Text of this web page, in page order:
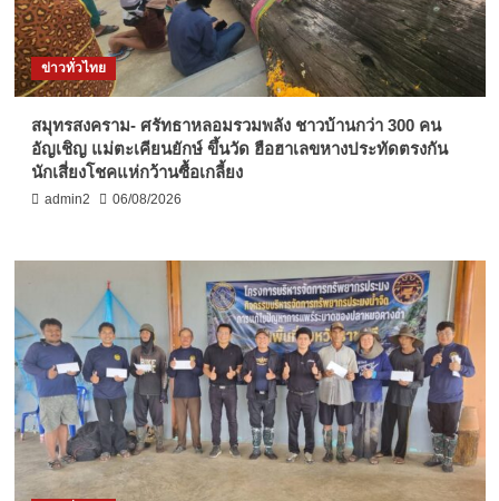
ข่าวทั่วไทย
สมุทรสงคราม- ศรัทธาหลอมรวมพลัง ชาวบ้านกว่า 300 คน
อัญเชิญ แม่ตะเคียนยักษ์ ขึ้นวัด ฮือฮาเลขหางประทัดตรงกัน
นักเสี่ยงโชคแห่กว้านซื้อเกลี้ยง
admin2 06/08/2026